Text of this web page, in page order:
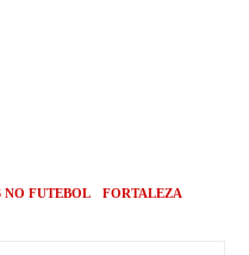
NO FUTEBOL
FORTALEZA